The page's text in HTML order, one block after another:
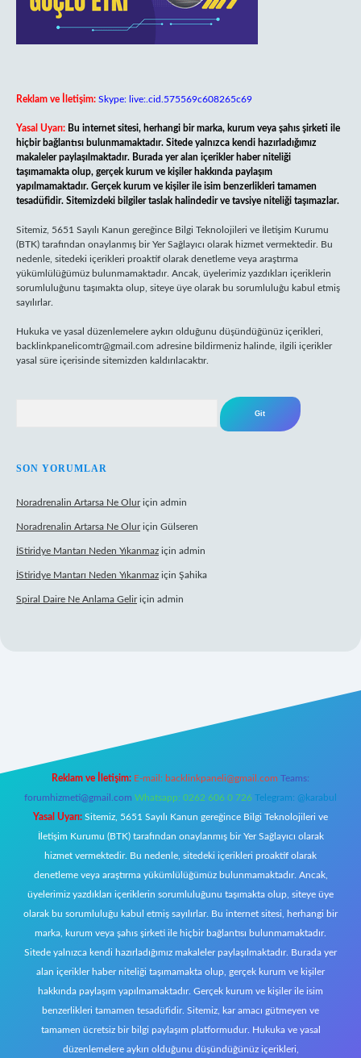
Reklam ve İletişim: Skype: live:.cid.575569c608265c69
Yasal Uyarı: Bu internet sitesi, herhangi bir marka, kurum veya şahıs şirketi ile
hiçbir bağlantısı bulunmamaktadır. Sitede yalnızca kendi hazırladığımız
makaleler paylaşılmaktadır. Burada yer alan içerikler haber niteliği
taşımamakta olup, gerçek kurum ve kişiler hakkında paylaşım
yapılmamaktadır. Gerçek kurum ve kişiler ile isim benzerlikleri tamamen
tesadüfidir. Sitemizdeki bilgiler taslak halindedir ve tavsiye niteliği taşımazlar.
Sitemiz, 5651 Sayılı Kanun gereğince Bilgi Teknolojileri ve İletişim Kurumu
(BTK) tarafından onaylanmış bir Yer Sağlayıcı olarak hizmet vermektedir. Bu
nedenle, sitedeki içerikleri proaktif olarak denetleme veya araştırma
yükümlülüğümüz bulunmamaktadır. Ancak, üyelerimiz yazdıkları içeriklerin
sorumluluğunu taşımakta olup, siteye üye olarak bu sorumluluğu kabul etmiş
sayılırlar.
Hukuka ve yasal düzenlemelere aykırı olduğunu düşündüğünüz içerikleri,
backlinkpanelicomtr@gmail.com adresine bildirmeniz halinde, ilgili içerikler
yasal süre içerisinde sitemizden kaldırılacaktır.
SON YORUMLAR
Noradrenalin Artarsa Ne Oluriçin admin
Noradrenalin Artarsa Ne Oluriçin Gülseren
İStiridye Mantarı Neden Yıkanmaz için admin
İStiridye Mantarı Neden Yıkanmaz için Şahika
Spiral Daire Ne Anlama Geliriçin admin
Reklam ve İletişim: E-mail: backlinkpaneli@gmail.com Teams:
forumhizmeti@gmail.com Whatsapp: 0262 606 0 726 Telegram: @karabul
Yasal Uyarı: Sitemiz, 5651 Sayılı Kanun gereğince Bilgi Teknolojileri ve
İletişim Kurumu (BTK) tarafından onaylanmış bir Yer Sağlayıcı olarak
hizmet vermektedir. Bu nedenle, sitedeki içerikleri proaktif olarak
denetleme veya araştırma yükümlülüğümüz bulunmamaktadır. Ancak,
üyelerimiz yazdıkları içeriklerin sorumluluğunu taşımakta olup, siteye üye
olarak bu sorumluluğu kabul etmiş sayılırlar. Bu internet sitesi, herhangi bir
marka, kurum veya şahıs şirketi ile hiçbir bağlantısı bulunmamaktadır.
Sitede yalnızca kendi hazırladığımız makaleler paylaşılmaktadır. Burada yer
alan içerikler haber niteliği taşımamakta olup, gerçek kurum ve kişiler
hakkında paylaşım yapılmamaktadır. Gerçek kurum ve kişiler ile isim
benzerlikleri tamamen tesadüfidir. Sitemiz, kar amacı gütmeyen ve
tamamen ücretsiz bir bilgi paylaşım platformudur. Hukuka ve yasal
düzenlemelere aykırı olduğunu düşündüğünüz içerikleri,